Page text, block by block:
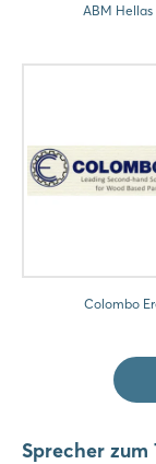
ABM Hellas
Colombo
Sprecher zum